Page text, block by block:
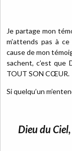
Je partage mon
m’attends pas à
cause de mon
sachent, c’est
TOUT SON CŒUR.
Si quelqu’un
Dieu du